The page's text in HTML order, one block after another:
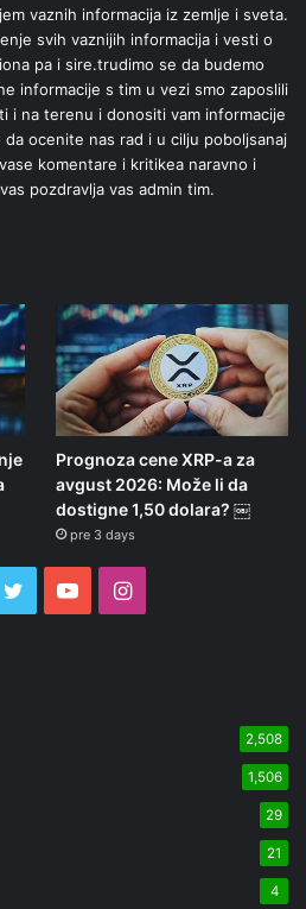
vaznih informacija iz zemlje i sveta.
svih vaznijih informacija i vesti o
pa i sire.trudimo se da budemo
informacije s tim u vezi smo zaposlili
i na terenu i donositi vam informacije
ocenite nas rad i u cilju poboljsanaj
komentare i kritikea naravno i
pozdravlja vas admin tim.
Prognoza cene XRP-a za
avgust 2026: Može li da
dostigne 1,50 dolara? ￼
pre 3 days
TwitterYouTubeInstagram
2,508
1,506
29
21
4